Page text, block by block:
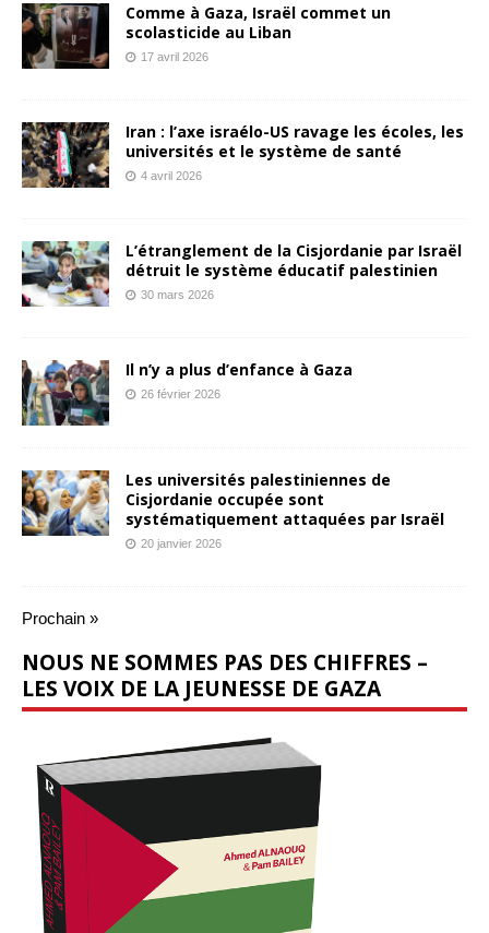
Comme à Gaza, Israël commet un
scolasticide au Liban
17 avril 2026
Iran : l’axe israélo-US ravage les écoles, les
universités et le système de santé
4 avril 2026
L’étranglement de la Cisjordanie par Israël
détruit le système éducatif palestinien
30 mars 2026
Il n’y a plus d’enfance à Gaza
26 février 2026
Les universités palestiniennes de
Cisjordanie occupée sont
systématiquement attaquées par Israël
20 janvier 2026
Prochain »
NOUS NE SOMMES PAS DES CHIFFRES –
LES VOIX DE LA JEUNESSE DE GAZA